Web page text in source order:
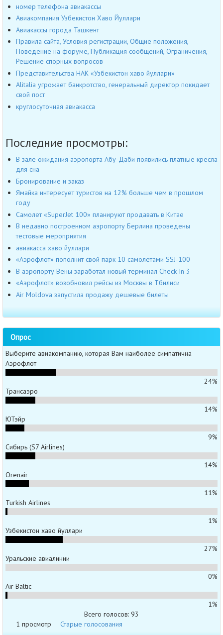
номер телефона авиакассы
Авиакомпания Узбекистон Хаво Йуллари
Авиакассы города Ташкент
Правила сайта, Условия регистрации, Общие положения,
Поведение на форуме, Публикация сообщений, Ограничения,
Решение спорных вопросов
Представительства НАК «Узбекистон хаво йуллари»
Alitalia угрожает банкротство, генеральный директор покидает
свой пост
круглосуточная авиакасса
Последние просмотры:
В зале ожидания аэропорта Абу-Даби появились платные кресла
для сна
Бронирование и заказ
Ямайка интересует туристов на 12% больше чем в прошлом
году
Самолет «SuperJet 100» планируют продавать в Китае
В недавно построенном аэропорту Берлина проведены
тестовые мероприятия
авиакасса хаво йуллари
«Аэрофлот» пополнит свой парк 10 самолетами SSJ-100
В аэропорту Вены заработал новый терминал Check In 3
«Аэрофлот» возобновил рейсы из Москвы в Тбилиси
Air Moldova запустила продажу дешевые билеты
Опрос
Выберите авиакомпанию, которая Вам наиболее симпатична
Аэрофлот
24%
Трансаэро
14%
ЮТэйр
9%
Сибирь (S7 Airlines)
14%
Orenair
11%
Turkish Airlines
1%
Узбекистон хаво йуллари
27%
Уральские авиалинии
0%
Air Baltic
1%
Всего голосов: 93
1 просмотр
Старые голосования